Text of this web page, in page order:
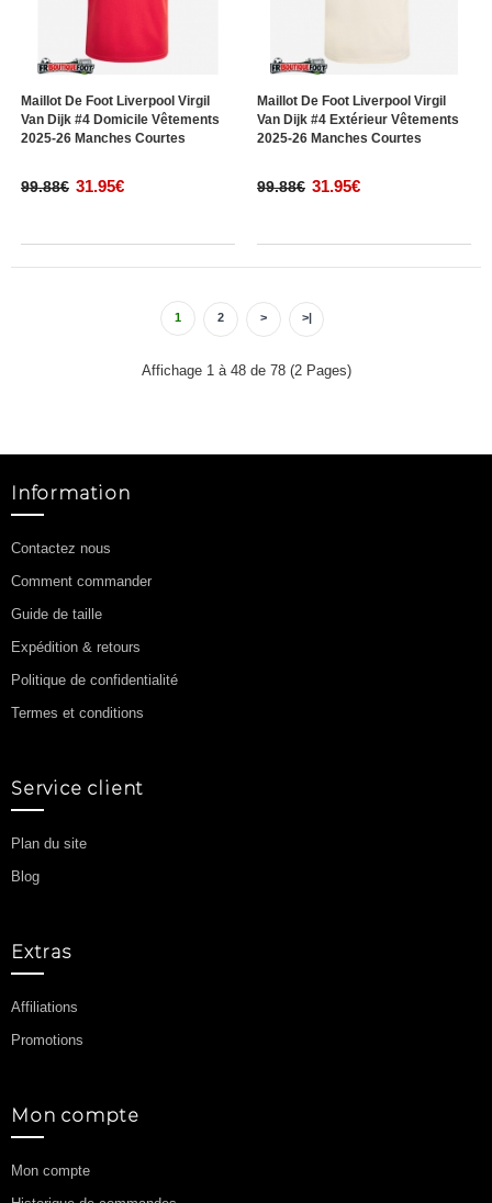
Maillot De Foot Liverpool Virgil
Van Dijk #4 Domicile Vêtements
2025-26 Manches Courtes
99.88€ 31.95€
Maillot De Foot Liverpool Virgil
Van Dijk #4 Extérieur Vêtements
2025-26 Manches Courtes
99.88€ 31.95€
1 2 > >|
Affichage 1 à 48 de 78 (2 Pages)
Information
Contactez nous
Comment commander
Guide de taille
Expédition & retours
Politique de confidentialité
Termes et conditions
Service client
Plan du site
Blog
Extras
Affiliations
Promotions
Mon compte
Mon compte